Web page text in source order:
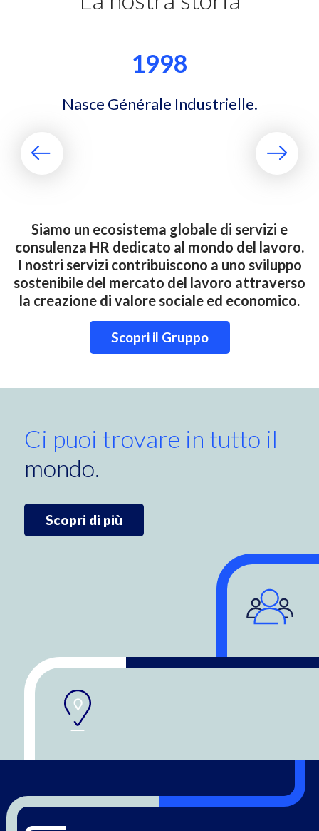
1998
Nasce Générale Industrielle.
Siamo un ecosistema globale di servizi e
consulenza HR dedicato al mondo del lavoro.
I nostri servizi contribuiscono a uno sviluppo
sostenibile del mercato del lavoro attraverso
la creazione di valore sociale ed economico.
Scopri il Gruppo
Ci puoi trovare in tutto il
mondo.
Scopri di più